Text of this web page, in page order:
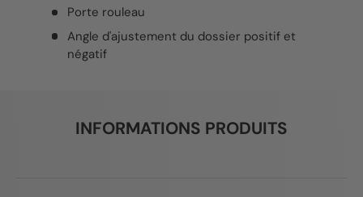
Porte rouleau
Angle d'ajustement du dossier positif et
négatif
INFORMATIONS PRODUITS